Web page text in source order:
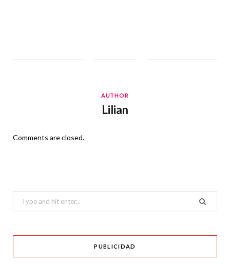
AUTHOR
Lilian
Comments are closed.
Search
for:
PUBLICIDAD